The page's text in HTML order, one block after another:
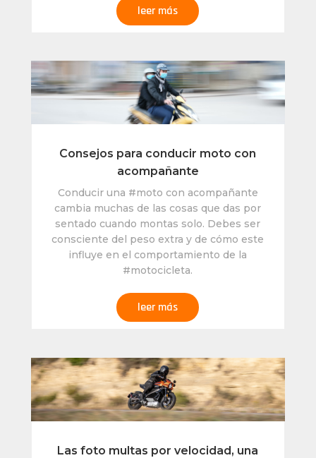
leer más
Consejos para conducir moto con
acompañante
Conducir una #moto con acompañante
cambia muchas de las cosas que das por
sentado cuando montas solo. Debes ser
consciente del peso extra y de cómo este
influye en el comportamiento de la
#motocicleta.
leer más
Las foto multas por velocidad, una